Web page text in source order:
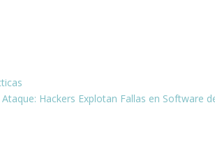
Hackers Explotan Fallas en Software